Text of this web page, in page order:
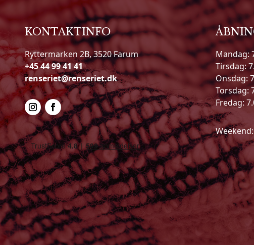
KONTAKTINFO
Ryttermarken 2B, 3520 Farum
+45 44 99 41 41
renseriet@renseriet.dk
Mandag:
Tirsdag:
Onsdag:
Torsdag:
Fredag: